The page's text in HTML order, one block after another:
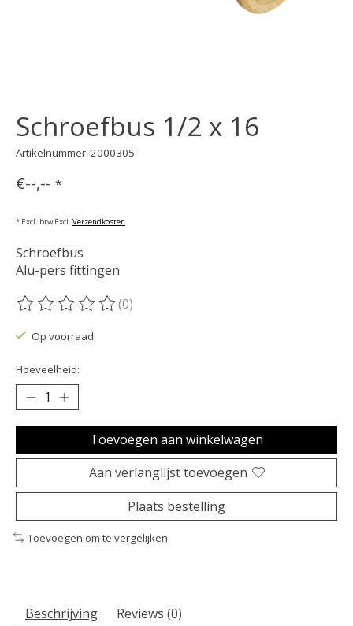
Schroefbus 1/2 x 16
Artikelnummer: 2000305
€--,-- *
* Excl. btw Excl. Verzendkosten
Schroefbus
Alu-pers fittingen
De beoordeling van dit product is
(0)
Op voorraad
Hoeveelheid:
Toevoegen aan winkelwagen
Aan verlanglijst toevoegen
Plaats bestelling
Toevoegen om te vergelijken
Beschrijving Reviews (0)